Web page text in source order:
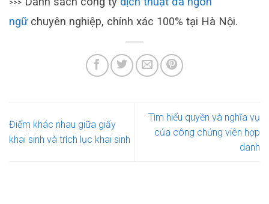
>>>
ngữ chuyên nghiệp, chính xác 100% tại Hà Nội.
Điểm khác nhau giữa giấy
khai sinh và trích lục khai sinh
Tìm hiểu quyền và nghĩa vụ
của công chứng viên hợp
danh